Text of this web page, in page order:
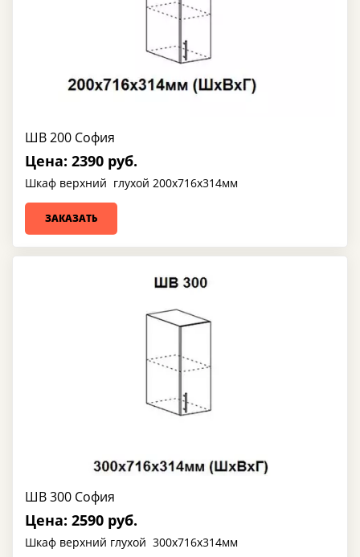
ШВ 200 София
Цена: 2390 руб.
Шкаф верхний глухой 200х716х314мм
ЗАКАЗАТЬ
ШВ 300 София
Цена: 2590 руб.
Шкаф верхний глухой 300х716х314мм